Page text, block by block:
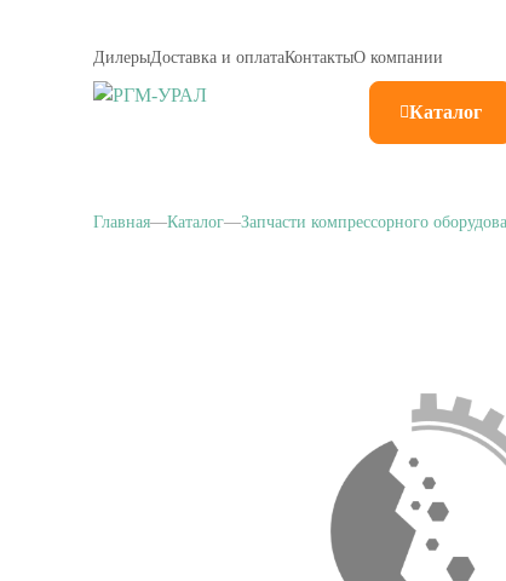
ДилерыДоставка и оплатаКонтактыО компании
Каталог
Главная Каталог Запчасти компрессорного